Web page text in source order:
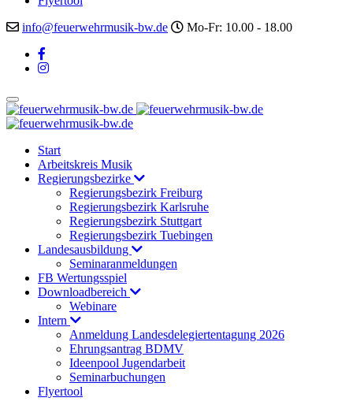
info@feuerwehrmusik-bw.de
Mo-Fr: 10.00 - 18.00
Start
Arbeitskreis Musik
Regierungsbezirke
Regierungsbezirk Freiburg
Regierungsbezirk Karlsruhe
Regierungsbezirk Stuttgart
Regierungsbezirk Tuebingen
Landesausbildung
Seminaranmeldungen
FB Wertungsspiel
Downloadbereich
Webinare
Intern
Anmeldung Landesdelegiertentagung 2026
Ehrungsantrag BDMV
Ideenpool Jugendarbeit
Seminarbuchungen
Flyertool